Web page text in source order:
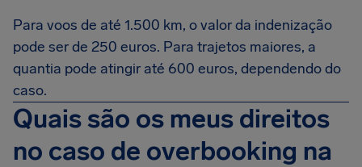
Para voos de até 1.500 km, o valor da indenização
pode ser de 250 euros. Para trajetos maiores, a
quantia pode atingir até 600 euros, dependendo do
caso.
Quais são os meus direitos
no caso de overbooking na